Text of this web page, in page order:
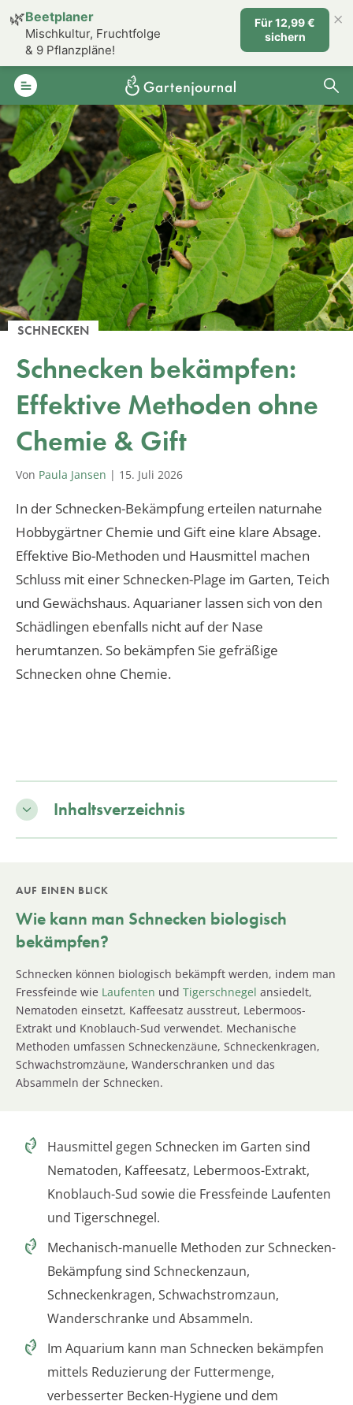
SCHNECKEN
Schnecken bekämpfen:
Effektive Methoden ohne
Chemie & Gift
Von Paula Jansen | 15. Juli 2026
In der Schnecken-Bekämpfung erteilen naturnahe
Hobbygärtner Chemie und Gift eine klare Absage.
Effektive Bio-Methoden und Hausmittel machen
Schluss mit einer Schnecken-Plage im Garten, Teich
und Gewächshaus. Aquarianer lassen sich von den
Schädlingen ebenfalls nicht auf der Nase
herumtanzen. So bekämpfen Sie gefräßige
Schnecken ohne Chemie.
Inhaltsverzeichnis
AUF EINEN BLICK
Wie kann man Schnecken biologisch
bekämpfen?
Schnecken können biologisch bekämpft werden, indem man
Fressfeinde wie Laufenten und Tigerschnegel ansiedelt,
Nematoden einsetzt, Kaffeesatz ausstreut, Lebermoos-
Extrakt und Knoblauch-Sud verwendet. Mechanische
Methoden umfassen Schneckenzäune, Schneckenkragen,
Schwachstromzäune, Wanderschranken und das
Absammeln der Schnecken.
Hausmittel gegen Schnecken im Garten sind
Nematoden, Kaffeesatz, Lebermoos-Extrakt,
Knoblauch-Sud sowie die Fressfeinde Laufenten
und Tigerschnegel.
Mechanisch-manuelle Methoden zur Schnecken-
Bekämpfung sind Schneckenzaun,
Schneckenkragen, Schwachstromzaun,
Wanderschranke und Absammeln.
Im Aquarium kann man Schnecken bekämpfen
mittels Reduzierung der Futtermenge,
verbesserter Becken-Hygiene und dem
🌿Beetplaner
Mischkultur, Fruchtfolge
& 9 Pflanzpläne!
Für 12,99 €
sichern
×